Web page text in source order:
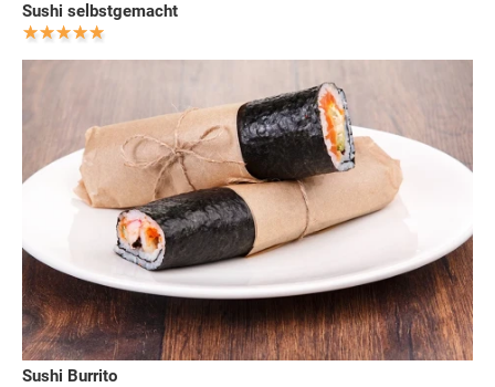
Sushi selbstgemacht
Sushi Burrito